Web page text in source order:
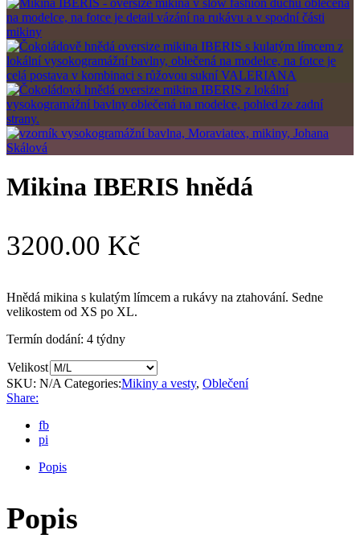
Mikina IBERIS hnědá
3200.00 Kč
Hnědá mikina s kulatým límcem a rukávy na ztahování. Sedne
velikostem od XS po XL.
Termín dodání: 4 týdny
Velikost
SKU: N/A Categories:Mikiny a vesty, Oblečení
Share:
fb
pi
Popis
Popis